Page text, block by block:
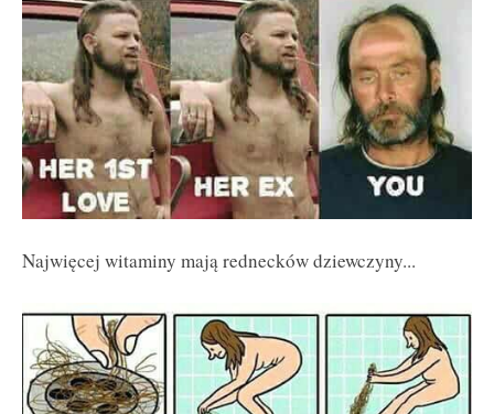
Najwięcej witaminy mają rednecków dziewczyny...